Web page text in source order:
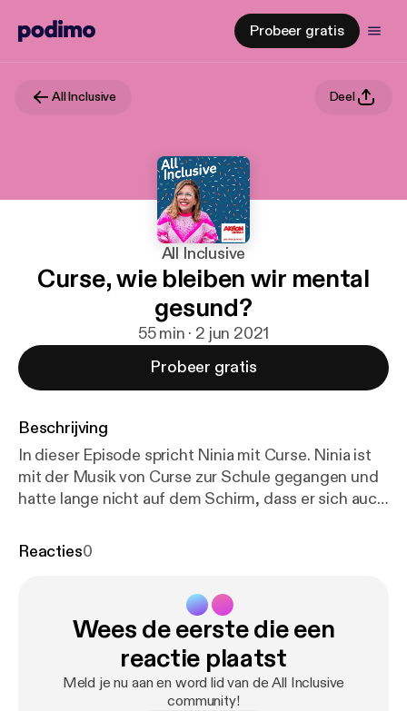
Probeer gratis
All Inclusive Deel
All Inclusive
Curse, wie bleiben wir mental
gesund?
55 min · 2 jun 2021
Probeer gratis
Beschrijving
In dieser Episode spricht Ninia mit Curse. Ninia ist
mit der Musik von Curse zur Schule gegangen und
hatte lange nicht auf dem Schirm, dass er sich auch
Curse ist Buddhist, Lehrer tibetisches Heilyoga und
wissen: Wie sorge ich für meine mentale
Gesundheit?
Reacties0
Wees de eerste die een
reactie plaatst
Meld je nu aan en word lid van de All Inclusive
community!